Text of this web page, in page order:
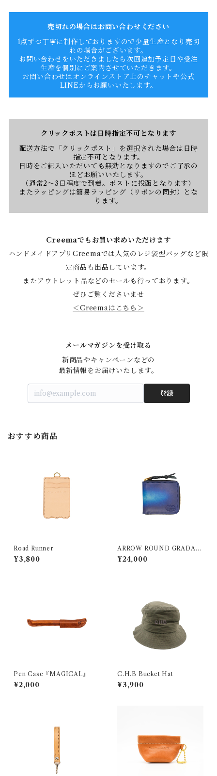
売切れの場合はお問い合わせください
1点ずつ丁寧に制作しておりますので少量生産となり売切
れの場合がございます。
お問い合わせをいただきましたら次回追加予定日や受注
生産を個別にご案内させていただきます。
お問い合わせはオンラインストア上のチャットや公式
LINEからお願いいたします。
クリックポストは日時指定不可となります
配送方法で「クリックポスト」を選択された場合は日時
指定不可となります。
日時をご記入いただいても無効となりますのでご了承の
ほどお願いいたします。
（通常2〜3日程度で到着。ポストに投函となります）
またラッピングは簡易ラッピング（リボンの同封）とな
ります。
Creemaでもお買い求めいただけます
ハンドメイドアプリCreemaでは人気のレジ袋型バッグなど限
定商品も出品しています。
またアウトレット品などのセールも行っております。
ぜひご覧くださいませ
＜Creemaはこちら＞
メールマガジンを受け取る
新商品やキャンペーンなどの
最新情報をお届けいたします。
登録
おすすめ商品
Road Runner
¥3,800
ARROW ROUND GRADATI
ON
¥24,000
Pen Case『MAGICAL』
¥2,000
C.H.B Bucket Hat
¥3,900